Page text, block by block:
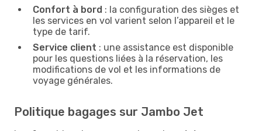
Confort à bord : la configuration des sièges et
les services en vol varient selon l’appareil et le
type de tarif.
Service client : une assistance est disponible
pour les questions liées à la réservation, les
modifications de vol et les informations de
voyage générales.
Politique bagages sur Jambo Jet